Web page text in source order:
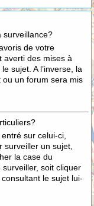
surveillance?
de votre
averti des mises à
sujet. A l’inverse, la
ou un forum sera mis
sur celui-ci,
surveiller un sujet,
la case du
soit cliquer
le sujet lui-